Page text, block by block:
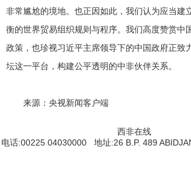
非常尴尬的境地。也正因如此，我们认为应当建
衡的世界贸易组织规则与程序。我们高度赞赏中
政策，也珍视习近平主席领导下的中国政府正致
坛这一平台，构建公平透明的中非伙伴关系。
来源：央视新闻客户端
西非在线
电话:00225 04030000 地址:26 B.P. 489